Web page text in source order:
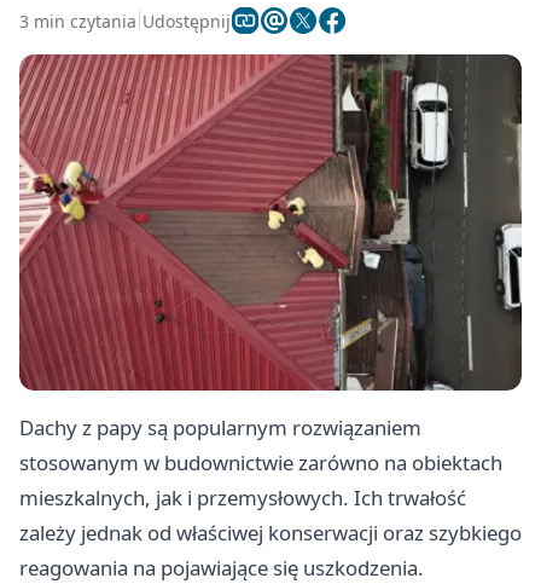
3 min czytania Udostępnij
Dachy z papy są popularnym rozwiązaniem
stosowanym w budownictwie zarówno na obiektach
mieszkalnych, jak i przemysłowych. Ich trwałość
zależy jednak od właściwej konserwacji oraz szybkiego
reagowania na pojawiające się uszkodzenia.